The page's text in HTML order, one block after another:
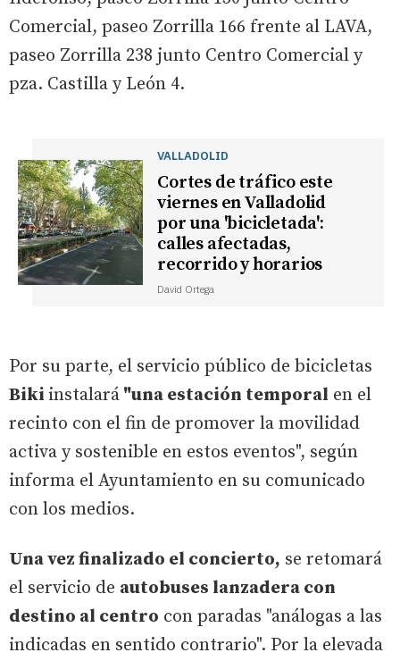
Comercial, paseo Zorrilla 166 frente al LAVA,
paseo Zorrilla 238 junto Centro Comercial y
pza. Castilla y León 4.
VALLADOLID
Cortes de tráfico este
viernes en Valladolid
por una 'bicicletada':
calles afectadas,
recorrido y horarios
David Ortega
Por su parte, el servicio público de bicicletas
Biki instalará "una estación temporal en el
recinto con el fin de promover la movilidad
activa y sostenible en estos eventos", según
informa el Ayuntamiento en su comunicado
con los medios.
Una vez finalizado el concierto, se retomará
el servicio de autobuses lanzadera con
destino al centro con paradas "análogas a las
indicadas en sentido contrario". Por la elevada